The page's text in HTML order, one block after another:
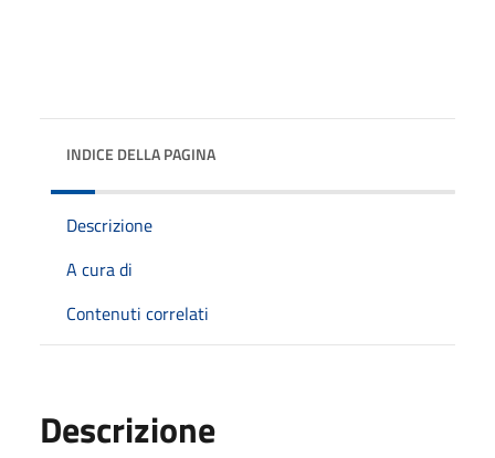
INDICE DELLA PAGINA
Descrizione
A cura di
Contenuti correlati
Descrizione